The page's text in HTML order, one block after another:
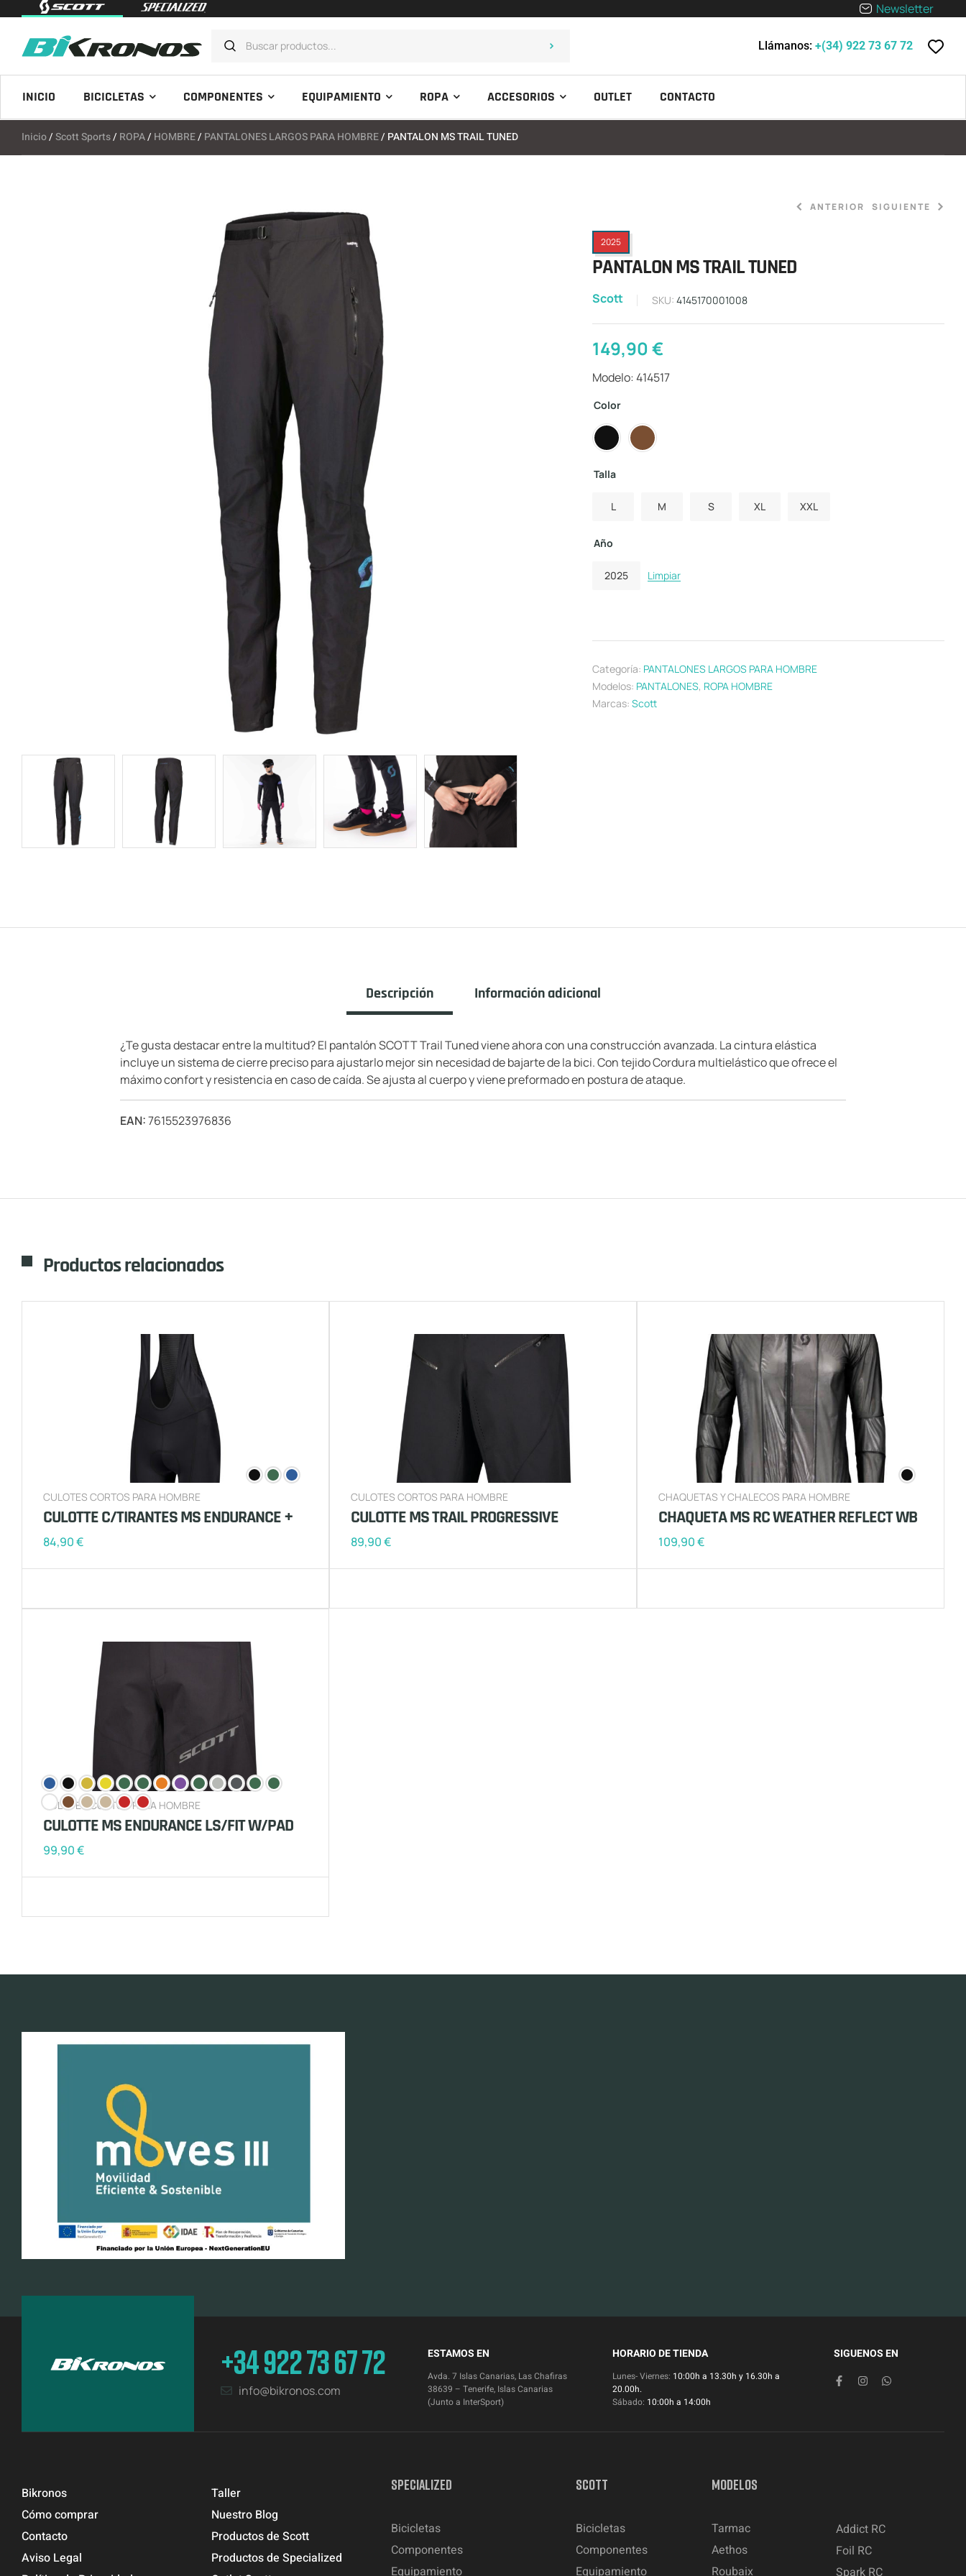
Newsletter
Llámanos: +(34) 922 73 67 72
INICIO BICICLETAS COMPONENTES EQUIPAMIENTO ROPA ACCESORIOS OUTLET CONTACTO
Inicio/Scott Sports/ ROPA/ HOMBRE/ PANTALONES LARGOS PARA HOMBRE/ PANTALON MS TRAIL TUNED
ANTERIOR SIGUIENTE
2025
PANTALON MS TRAIL TUNED
Scott SKU: 4145170001008
149,90€
Modelo: 414517
Color
Talla
L M S XL XXL
Año
2025 Limpiar
Categoría: PANTALONES LARGOS PARA HOMBRE
Modelos: PANTALONES, ROPA HOMBRE
Marcas: Scott
Descripción Información adicional
¿Te gusta destacar entre la multitud? El pantalón SCOTT Trail Tuned viene ahora con una construcción avanzada. La cintura elástica
incluye un sistema de cierre preciso para ajustarlo mejor sin necesidad de bajarte de la bici. Con tejido Cordura multielástico que ofrece el
máximo confort y resistencia en caso de caída. Se ajusta al cuerpo y viene preformado en postura de ataque.
EAN:7615523976836
Productos relacionados
CULOTES CORTOS PARA HOMBRE
CULOTTE C/TIRANTES MS ENDURANCE +
84,90€
CULOTES CORTOS PARA HOMBRE
CULOTTE MS TRAIL PROGRESSIVE
89,90€
CHAQUETAS Y CHALECOS PARA HOMBRE
CHAQUETA MS RC WEATHER REFLECT WB
109,90€
CULOTES CORTOS PARA HOMBRE
CULOTTE MS ENDURANCE LS/FIT W/PAD
99,90€
+34 922 73 67 72
info@bikronos.com
ESTAMOS EN
Avda. 7 Islas Canarias, Las Chafiras
38639 – Tenerife, Islas Canarias
(Junto a InterSport)
HORARIO DE TIENDA
Lunes- Viernes: 10:00h a 13.30h y 16.30h a
20.00h.
Sábado: 10:00h a 14:00h
SIGUENOS EN
Bikronos
Cómo comprar
Contacto
Aviso Legal
Taller
Nuestro Blog
Productos de Scott
Productos de Specialized
SPECIALIZED
Bicicletas
Componentes
Equipamiento
SCOTT
Bicicletas
Componentes
Equipamiento
MODELOS
Tarmac
Aethos
Roubaix
Addict RC
Foil RC